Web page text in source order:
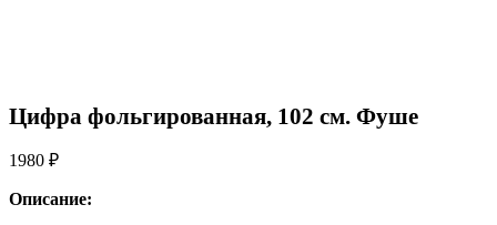
Цифра фольгированная, 102 см. Фуше
1980 ₽
Описание: